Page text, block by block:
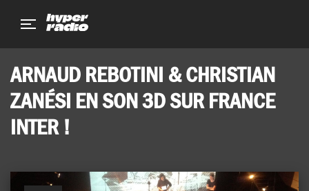
page
ARNAUD REBOTINI & CHRISTIAN
ZANÉSI EN SON 3D SUR FRANCE
INTER !